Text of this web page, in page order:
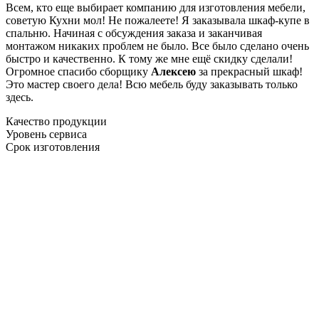
Всем, кто еще выбирает компанию для изготовления мебели,
советую Кухни мол! Не пожалеете! Я заказывала шкаф-купе в
спальню. Начиная с обсуждения заказа и заканчивая
монтажом никаких проблем не было. Все было сделано очень
быстро и качественно. К тому же мне ещё скидку сделали!
Огромное спасибо сборщику Алексею за прекрасный шкаф!
Это мастер своего дела! Всю мебель буду заказывать только
здесь.
Качество продукции
Уровень сервиса
Срок изготовления